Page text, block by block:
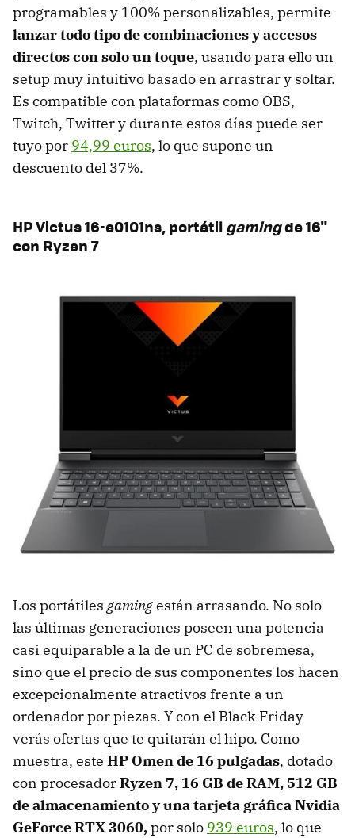
programables y 100% personalizables, permite
lanzar todo tipo de combinaciones y accesos
directos con solo un toque, usando para ello un
setup muy intuitivo basado en arrastrar y soltar.
Es compatible con plataformas como OBS,
Twitch, Twitter y durante estos días puede ser
tuyo por 94,99 euros, lo que supone un
descuento del 37%.
HP Victus 16-e0101ns, portátilgamingde 16"
con Ryzen 7
Los portátiles gamingestán arrasando. No solo
las últimas generaciones poseen una potencia
casi equiparable a la de un PC de sobremesa,
sino que el precio de sus componentes los hacen
excepcionalmente atractivos frente a un
ordenador por piezas. Y con el Black Friday
verás ofertas que te quitarán el hipo. Como
muestra, este HP Omen de 16 pulgadas, dotado
con procesadorRyzen 7, 16 GB de RAM, 512 GB
de almacenamiento y una tarjeta gráfica Nvidia
GeForce RTX 3060,por solo 939 euros, lo que